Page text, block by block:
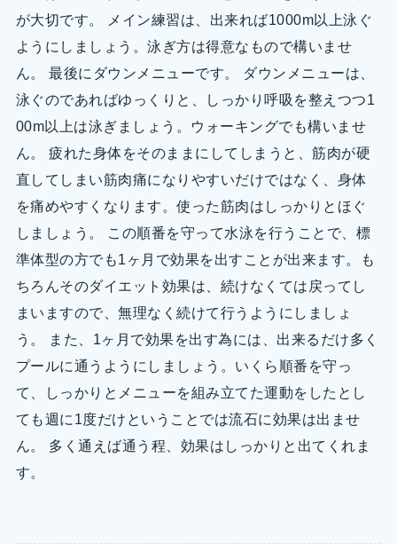
が大切です。 メイン練習は、出来れば1000m以上泳ぐ
ようにしましょう。泳ぎ方は得意なもので構いませ
ん。 最後にダウンメニューです。 ダウンメニューは、
泳ぐのであればゆっくりと、しっかり呼吸を整えつつ1
00m以上は泳ぎましょう。ウォーキングでも構いませ
ん。 疲れた身体をそのままにしてしまうと、筋肉が硬
直してしまい筋肉痛になりやすいだけではなく、身体
を痛めやすくなります。使った筋肉はしっかりとほぐ
しましょう。 この順番を守って水泳を行うことで、標
準体型の方でも1ヶ月で効果を出すことが出来ます。も
ちろんそのダイエット効果は、続けなくては戻ってし
まいますので、無理なく続けて行うようにしましょ
う。 また、1ヶ月で効果を出す為には、出来るだけ多く
プールに通うようにしましょう。いくら順番を守っ
て、しっかりとメニューを組み立てた運動をしたとし
ても週に1度だけということでは流石に効果は出ませ
ん。 多く通えば通う程、効果はしっかりと出てくれま
す。